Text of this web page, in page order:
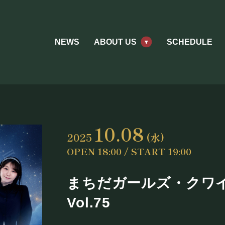
NEWS ABOUT US SCHEDULE
2025 10.08 (水)
OPEN 18:00 / START 19:00
まちだガールズ・ク
Vol.75